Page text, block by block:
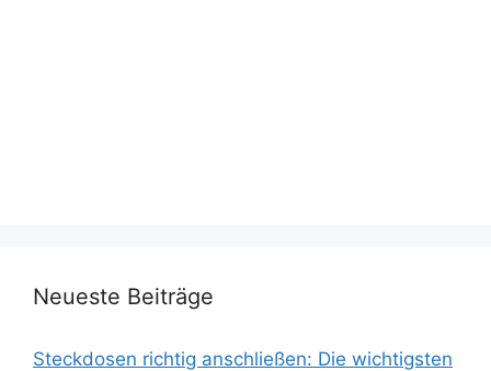
Neueste Beiträge
Steckdosen richtig anschließen: Die wichtigsten